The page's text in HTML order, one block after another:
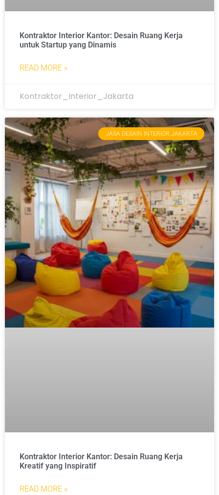
Kontraktor Interior Kantor: Desain Ruang Kerja
untuk Startup yang Dinamis
READ MORE »
Kontraktor_Interior_Jakarta
JASA DESAIN INTERIOR JAKARTA
Kontraktor Interior Kantor: Desain Ruang Kerja
Kreatif yang Inspiratif
READ MORE »